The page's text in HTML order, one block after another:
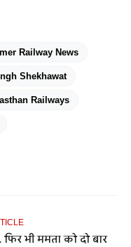
Railway News
Shekhawat
Railways
भी ममता को दो बार